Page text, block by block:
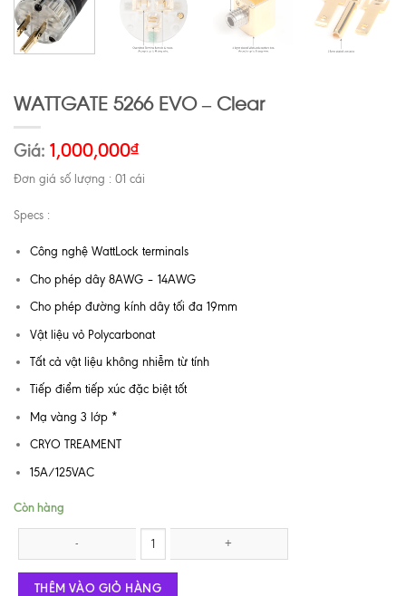
WATTGATE 5266 EVO – Clear
Giá: 1,000,000₫
Đơn giá số lượng : 01 cái
Specs :
Công nghệ WattLock terminals
Cho phép dây 8AWG – 14AWG
Cho phép đường kính dây tối đa 19mm
Vật liệu vỏ Polycarbonat
Tất cả vật liệu không nhiễm từ tính
Tiếp điểm tiếp xúc đặc biệt tốt
Mạ vàng 3 lớp *
CRYO TREAMENT
15A/125VAC
Còn hàng
THÊM VÀO GIỎ HÀNG